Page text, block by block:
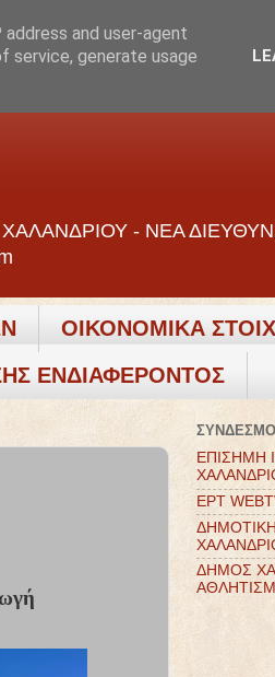
- ΝΕΑ
ΟΙΚΟΝΟΜΙΚΑ
ΕΝΔΙΑΦΕΡΟΝΤΟΣ
ΣΥΝΔΕΣΜΟΙ
ΕΠΙΣΗΜΗ
ΕΡΤ
ΔΗΜΟΣ
and user-agent
service, generate usage